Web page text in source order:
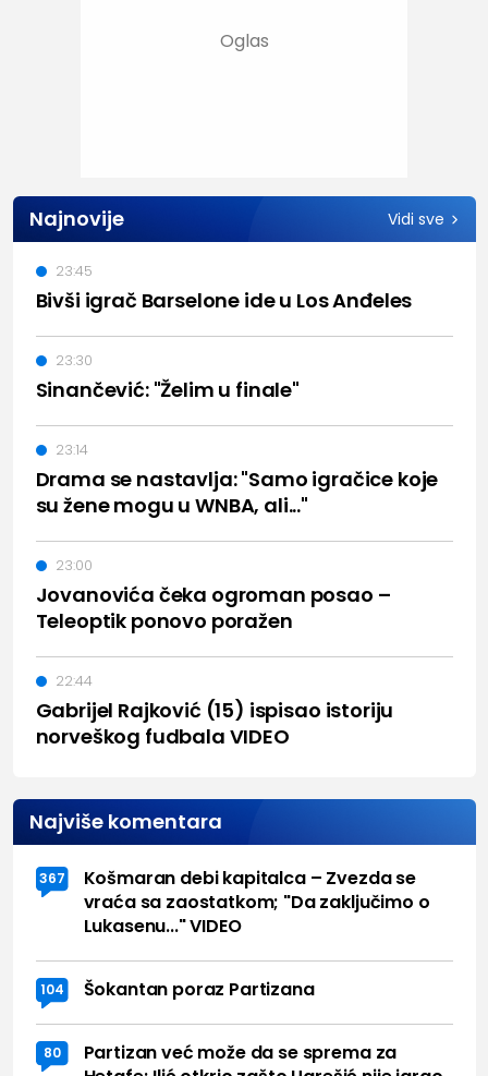
Najnovije Vidi sve
Bivši igrač Barselone ide u Los Anđeles
23:45
Sinančević: "Želim u finale"
23:30
Drama se nastavlja: "Samo igračice koje
su žene mogu u WNBA, ali..."
23:14
Jovanovića čeka ogroman posao –
Teleoptik ponovo poražen
23:00
Gabrijel Rajković (15) ispisao istoriju
norveškog fudbala VIDEO
22:44
Najviše komentara
367
Košmaran debi kapitalca – Zvezda se
vraća sa zaostatkom; "Da zaključimo o
Lukasenu..." VIDEO
104 Šokantan poraz Partizana
80
Partizan već može da se sprema za